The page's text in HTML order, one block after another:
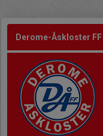
Derome-Åskloster FF